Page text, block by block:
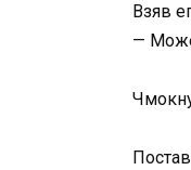
Взяв
—